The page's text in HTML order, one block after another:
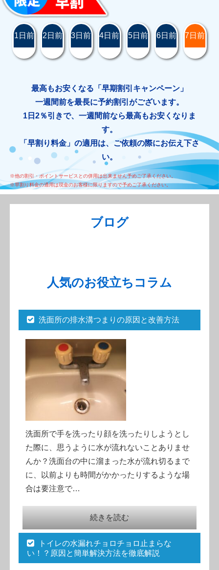
1日前 2日前 3日前 4日前 5日前 6日前 7日前
最高もお安くなる「早期割引キャンペーン」
一週間前を最長に予約割引がございます。
1日2％引きで、一週間前なら最高もお安くなりま
す。
「早割り料金」の適用は、ご依頼の際にお伝え下さ
い。
※他の割引・ポイントサービスとの併用は出来ません予めご了承ください。
※早割り料金の適用は現金のお客様に限りますので予めご了承ください。
ブログ
人気のお役立ちコラム
洗面所の排水溝つまりの原因と改善方法
洗面所で手を洗ったり顔を洗ったりしようとし
た際に、思うように水が流れないことありませ
んか？洗面台の中に溜まった水が流れ切るまで
に、以前よりも時間がかかったりするような場
合は要注意で…
続きを読む
トイレの水漏れチョロチョロ止まらな
い！？原因と簡単解決方法を徹底解説